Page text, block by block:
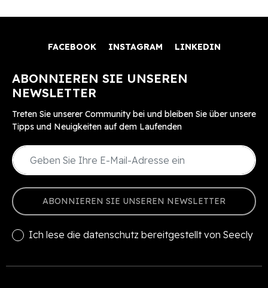
FACEBOOK INSTAGRAM LINKEDIN
ABONNIEREN SIE UNSEREN
NEWSLETTER
Treten Sie unserer Community bei und bleiben Sie über unsere
Tipps und Neuigkeiten auf dem Laufenden
ABONNIEREN SIE UNSEREN NEWSLETTER
Ich lese die datenschutz bereitgestellt von Seecly